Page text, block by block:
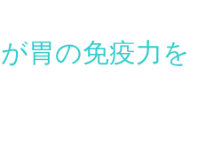
胃の免疫力を